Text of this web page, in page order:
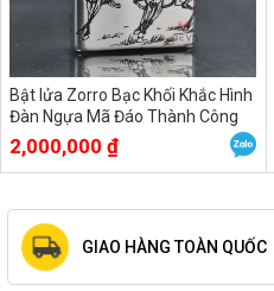
Bật lửa Zorro Bạc Khối Khắc Hình
Đàn Ngựa Mã Đáo Thành Công
ZBK02
2,000,000 ₫
GIAO HÀNG TOÀN QUỐC